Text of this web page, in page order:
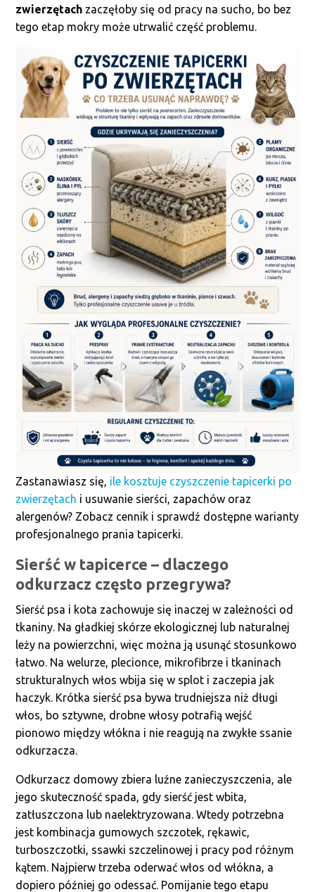
zwierzętach zaczęłoby się od pracy na sucho, bo bez
tego etap mokry może utrwalić część problemu.
Zastanawiasz się, ile kosztuje czyszczenie tapicerki po
zwierzętach i usuwanie sierści, zapachów oraz
alergenów? Zobacz cennik i sprawdź dostępne warianty
profesjonalnego prania tapicerki.
Sierść w tapicerce – dlaczego
odkurzacz często przegrywa?
Sierść psa i kota zachowuje się inaczej w zależności od
tkaniny. Na gładkiej skórze ekologicznej lub naturalnej
leży na powierzchni, więc można ją usunąć stosunkowo
łatwo. Na welurze, plecionce, mikrofibrze i tkaninach
strukturalnych włos wbija się w splot i zaczepia jak
haczyk. Krótka sierść psa bywa trudniejsza niż długi
włos, bo sztywne, drobne włosy potrafią wejść
pionowo między włókna i nie reagują na zwykłe ssanie
odkurzacza.
Odkurzacz domowy zbiera luźne zanieczyszczenia, ale
jego skuteczność spada, gdy sierść jest wbita,
zatłuszczona lub naelektryzowana. Wtedy potrzebna
jest kombinacja gumowych szczotek, rękawic,
turboszczotki, ssawki szczelinowej i pracy pod różnym
kątem. Najpierw trzeba oderwać włos od włókna, a
dopiero później go odessać. Pomijanie tego etapu